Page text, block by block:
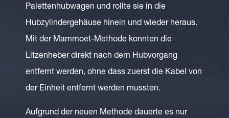
Palettenhubwagen und rollte sie in die
Hubzylindergehäuse hinein und wieder heraus.
Mit der Mammoet-Methode konnten die
Litzenheber direkt nach dem Hubvorgang
entfernt werden, ohne dass zuerst die Kabel von
der Einheit entfernt werden mussten.
Aufgrund der neuen Methode dauerte es nur